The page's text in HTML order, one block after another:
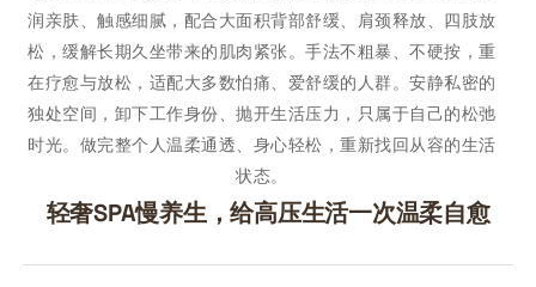
润亲肤、触感细腻，配合大面积背部舒缓、肩颈释放、四肢放
松，缓解长期久坐带来的肌肉紧张。手法不粗暴、不硬按，重
在疗愈与放松，适配大多数怕痛、爱舒缓的人群。安静私密的
独处空间，卸下工作身份、抛开生活压力，只属于自己的松弛
时光。做完整个人温柔通透、身心轻松，重新找回从容的生活
状态。
轻奢SPA慢养生，给高压生活一次温柔自愈